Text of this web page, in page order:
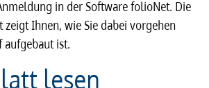
in der Software folioNet. Die
Ihnen, wie Sie dabei vorgehen
aufgebaut ist.
lesen